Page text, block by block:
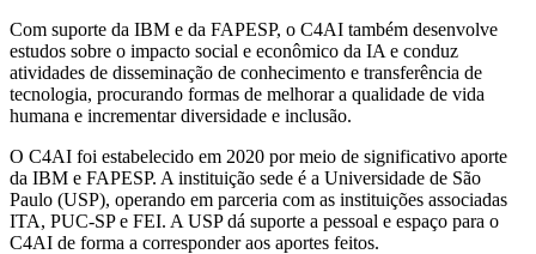
Com suporte da IBM e da FAPESP, o C4AI também desenvolve
estudos sobre o impacto social e econômico da IA e conduz
atividades de disseminação de conhecimento e transferência de
tecnologia, procurando formas de melhorar a qualidade de vida
humana e incrementar diversidade e inclusão.
O C4AI foi estabelecido em 2020 por meio de significativo aporte
da IBM e FAPESP. A instituição sede é a Universidade de São
Paulo (USP), operando em parceria com as instituições associadas
ITA, PUC-SP e FEI. A USP dá suporte a pessoal e espaço para o
C4AI de forma a corresponder aos aportes feitos.